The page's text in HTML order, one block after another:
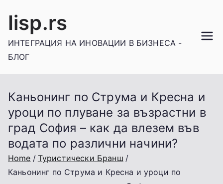
Iisp.rs
ИНТЕГРАЦИЯ НА ИНОВАЦИИ В БИЗНЕСА -
БЛОГ
Каньонинг по Струма и Кресна и
уроци по плуване за възрастни в
град София – как да влезем във
водата по различни начини?
Home
Туристически Бранш
Каньонинг по Струма и Кресна и уроци по